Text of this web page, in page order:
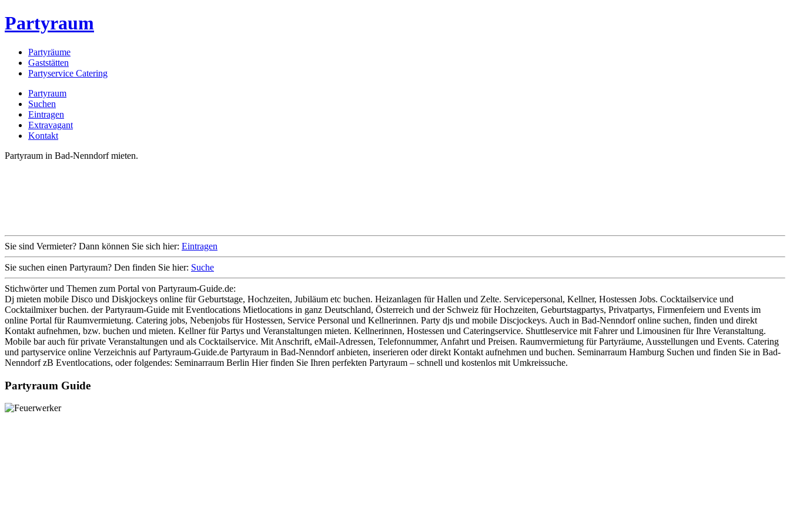
Partyraum
Partyräume
Gaststätten
Partyservice Catering
Partyraum
Suchen
Eintragen
Extravagant
Kontakt
Partyraum in Bad-Nenndorf mieten.
Sie sind Vermieter? Dann können Sie sich hier: Eintragen
Sie suchen einen Partyraum? Den finden Sie hier: Suche
Stichwörter und Themen zum Portal von Partyraum-Guide.de:
Dj mieten mobile Disco und Diskjockeys online für Geburtstage, Hochzeiten, Jubiläum etc buchen. Heizanlagen für Hallen und Zelte. Servicepersonal, Kellner, Hostessen Jobs. Cocktailservice und
Cocktailmixer buchen. der Partyraum-Guide mit Eventlocations Mietlocations in ganz Deutschland, Österreich und der Schweiz für Hochzeiten, Geburtstagpartys, Privatpartys, Firmenfeiern und Events im
online Portal für Raumvermietung. Catering jobs, Nebenjobs für Hostessen, Service Personal und Kellnerinnen. Party djs und mobile Discjockeys. Auch in Bad-Nenndorf online suchen, finden und direkt
Kontakt aufnehmen, bzw. buchen und mieten. Kellner für Partys und Veranstaltungen mieten. Kellnerinnen, Hostessen und Cateringservice. Shuttleservice mit Fahrer und Limousinen für Ihre Veranstaltung.
Mobile bar auch für private Veranstaltungen und als Cocktailservice. Mit Anschrift, eMail-Adressen, Telefonnummer, Anfahrt und Preisen. Raumvermietung für Partyräume, Ausstellungen und Events. Catering
und partyservice online Verzeichnis auf Partyraum-Guide.de Partyraum in Bad-Nenndorf anbieten, inserieren oder direkt Kontakt aufnehmen und buchen. Seminarraum Hamburg Suchen und finden Sie in Bad-
Nenndorf zB Eventlocations, oder folgendes: Seminarraum Berlin Hier finden Sie Ihren perfekten Partyraum – schnell und kostenlos mit Umkreissuche.
Partyraum Guide